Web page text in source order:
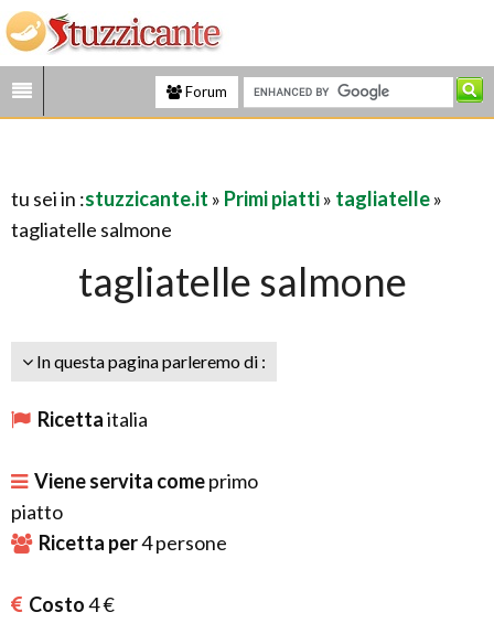
Forum
tu sei in :stuzzicante.it » Primi piatti» tagliatelle»
tagliatelle salmone
tagliatelle salmone
In questa pagina parleremo di :
Ricettaitalia
Viene servita comeprimo
piatto
Ricetta per4persone
Costo4 €